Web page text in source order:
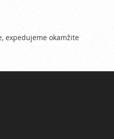
expedujeme okamžite